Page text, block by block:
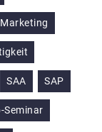
Marketing
SAA SAP
Seminar